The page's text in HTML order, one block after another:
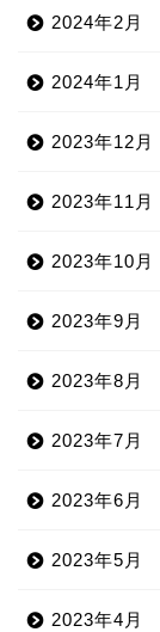
2024年2月
2024年1月
2023年12月
2023年11月
2023年10月
2023年9月
2023年8月
2023年7月
2023年6月
2023年5月
2023年4月